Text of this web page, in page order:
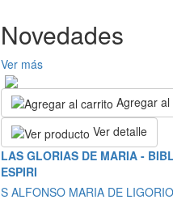
Novedades
Ver más
Agregar al
Ver detalle
LAS GLORIAS DE MARIA -
ESPIRI
S ALFONSO MARIA DE LIGORIO